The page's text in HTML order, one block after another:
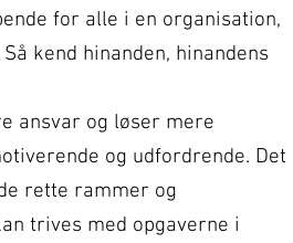
for alle i en organisation,
kend hinanden, hinandens
ansvar og løser mere
og udfordrende. Det
rette rammer og
trives med opgaverne i